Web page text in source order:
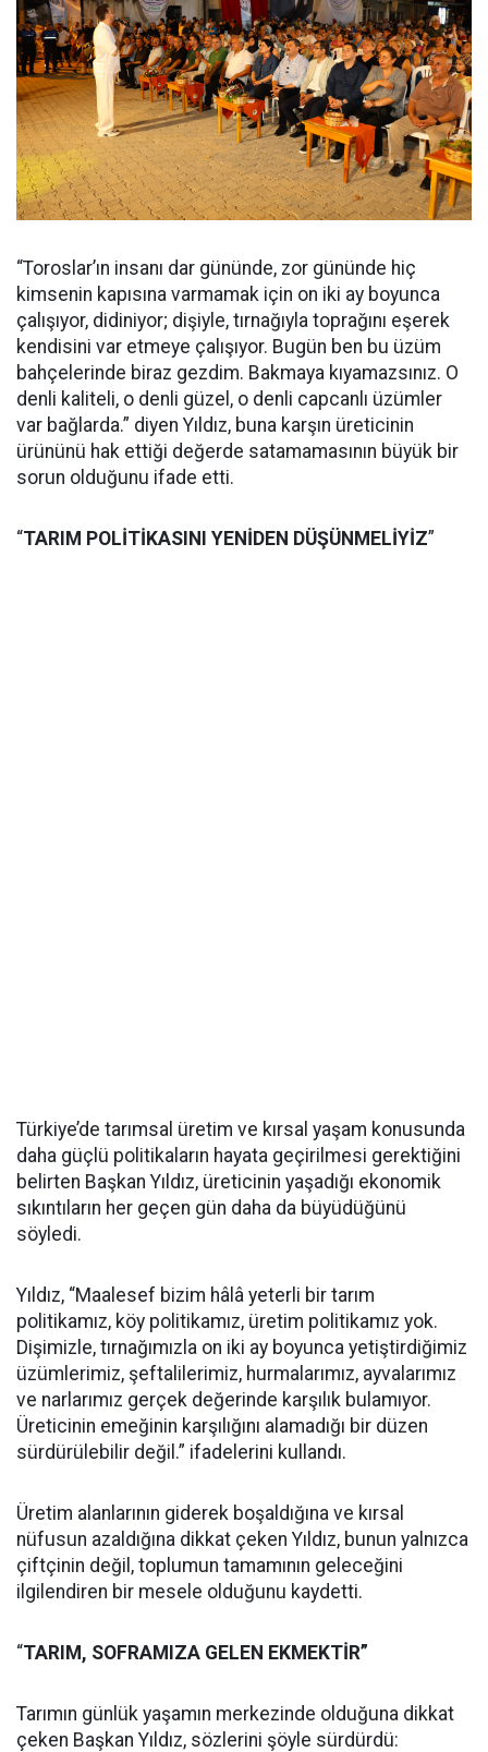
“Toroslar’ın insanı dar gününde, zor gününde hiç
kimsenin kapısına varmamak için on iki ay boyunca
çalışıyor, didiniyor; dişiyle, tırnağıyla toprağını eşerek
kendisini var etmeye çalışıyor. Bugün ben bu üzüm
bahçelerinde biraz gezdim. Bakmaya kıyamazsınız. O
denli kaliteli, o denli güzel, o denli capcanlı üzümler
var bağlarda.” diyen Yıldız, buna karşın üreticinin
ürününü hak ettiği değerde satamamasının büyük bir
sorun olduğunu ifade etti.
“TARIM POLİTİKASINI YENİDEN DÜŞÜNMELİYİZ”
Türkiye’de tarımsal üretim ve kırsal yaşam konusunda
daha güçlü politikaların hayata geçirilmesi gerektiğini
belirten Başkan Yıldız, üreticinin yaşadığı ekonomik
sıkıntıların her geçen gün daha da büyüdüğünü
söyledi.
Yıldız, “Maalesef bizim hâlâ yeterli bir tarım
politikamız, köy politikamız, üretim politikamız yok.
Dişimizle, tırnağımızla on iki ay boyunca yetiştirdiğimiz
üzümlerimiz, şeftalilerimiz, hurmalarımız, ayvalarımız
ve narlarımız gerçek değerinde karşılık bulamıyor.
Üreticinin emeğinin karşılığını alamadığı bir düzen
sürdürülebilir değil.” ifadelerini kullandı.
Üretim alanlarının giderek boşaldığına ve kırsal
nüfusun azaldığına dikkat çeken Yıldız, bunun yalnızca
çiftçinin değil, toplumun tamamının geleceğini
ilgilendiren bir mesele olduğunu kaydetti.
“TARIM, SOFRAMIZA GELEN EKMEKTİR”
Tarımın günlük yaşamın merkezinde olduğuna dikkat
çeken Başkan Yıldız, sözlerini şöyle sürdürdü: